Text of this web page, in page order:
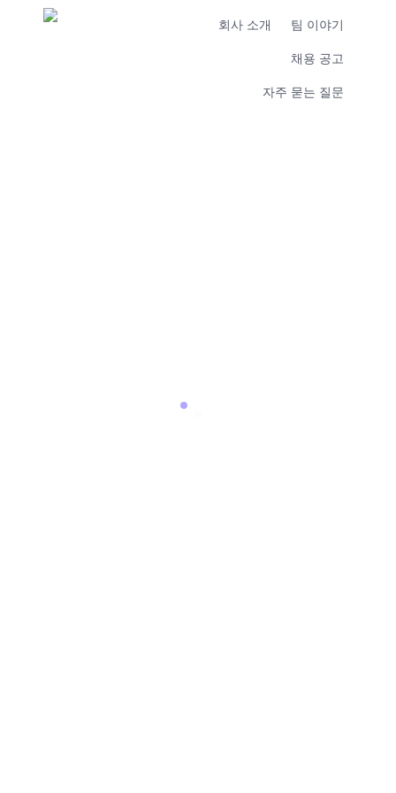
회사 소개 팀 이야기
채용 공고
자주 묻는 질문